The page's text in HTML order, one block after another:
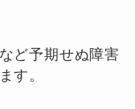
ど予期せぬ障害
す。